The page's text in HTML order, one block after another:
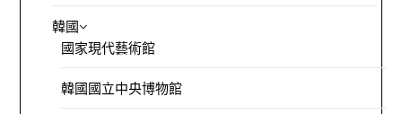
韓國
國家現代藝術館
韓國國立中央博物館